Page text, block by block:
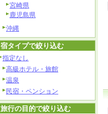
宮崎県
鹿児島県
沖縄
宿タイプで絞り込む
指定なし
高級ホテル・旅館
温泉
民宿・ペンション
旅行の目的で絞り込む